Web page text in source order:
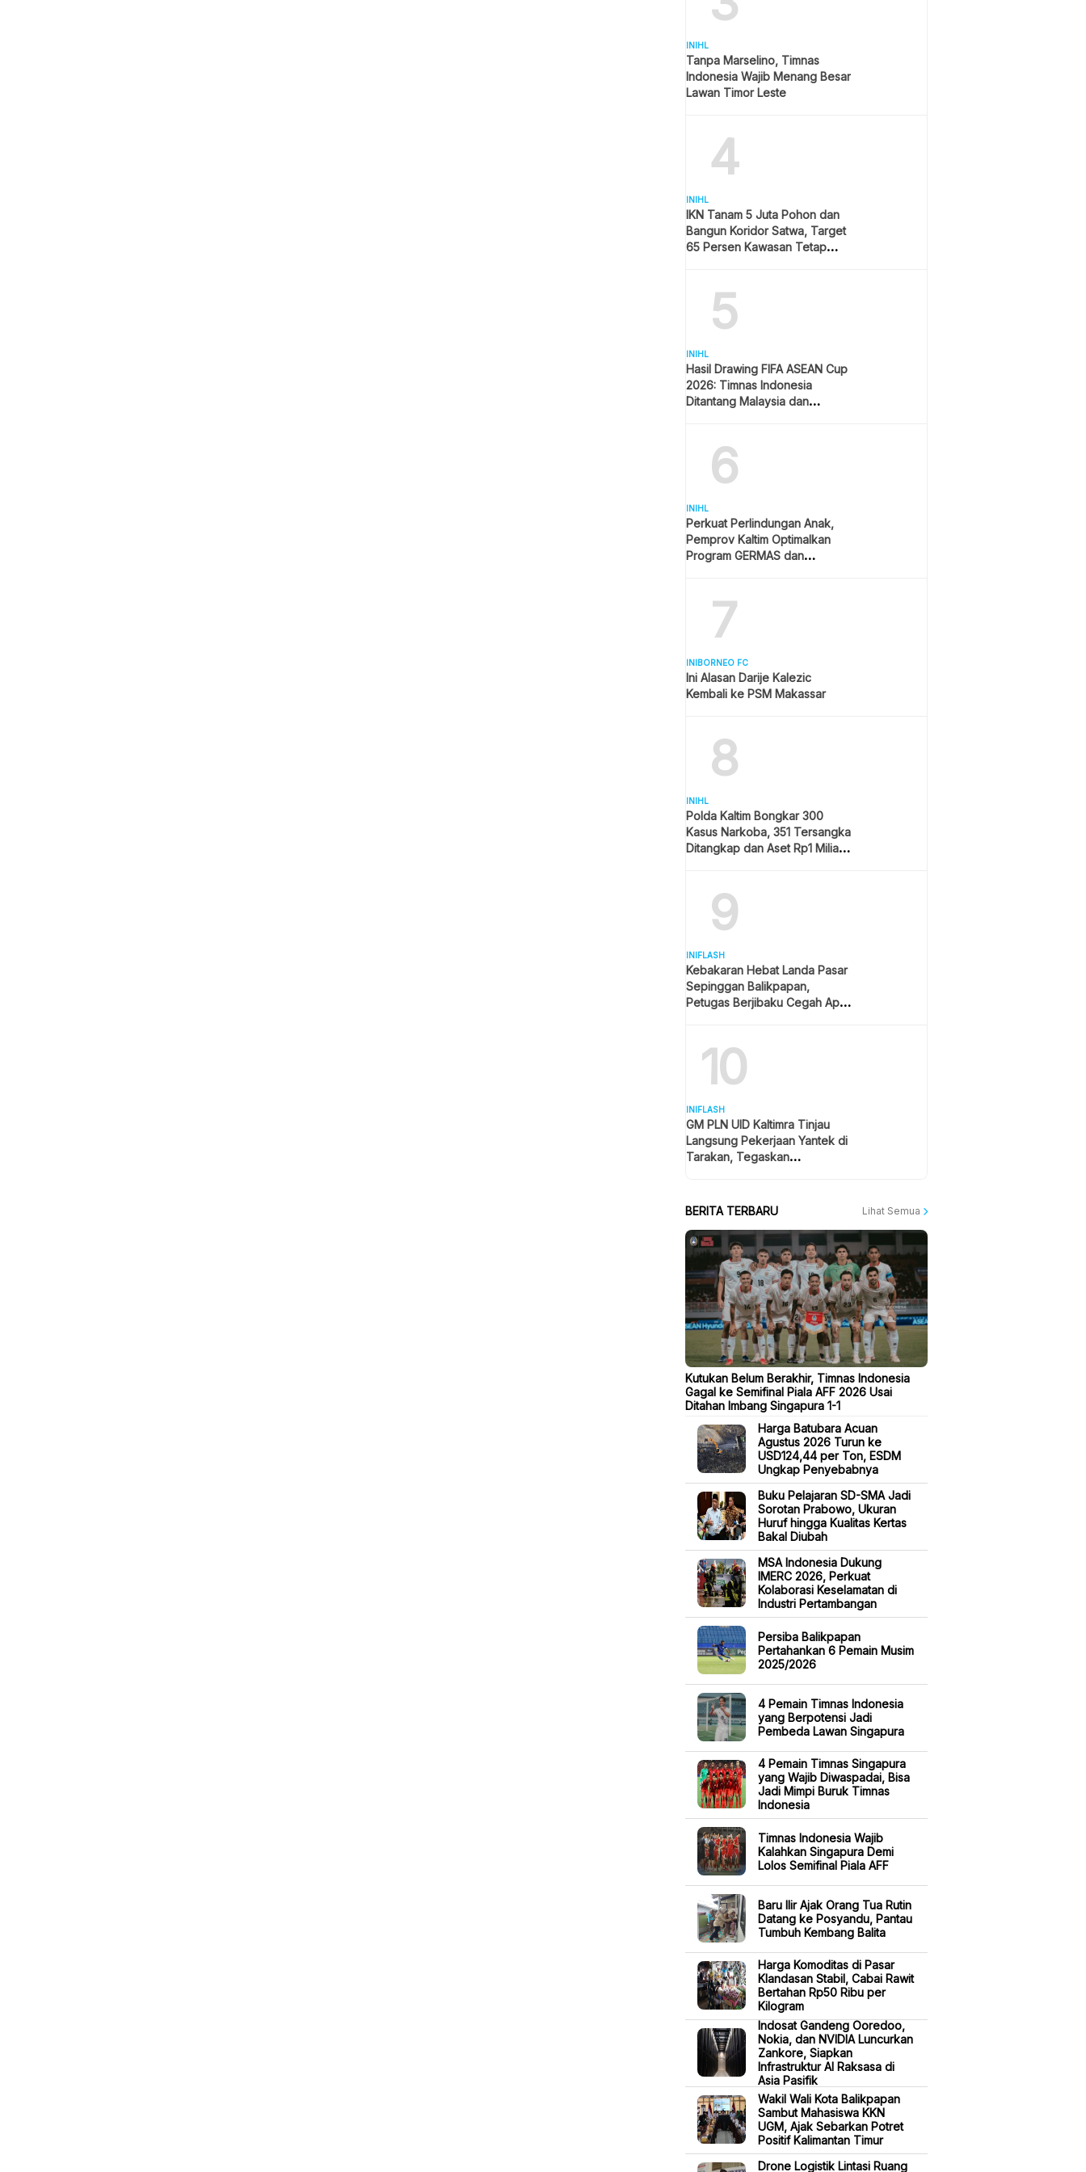
INIHL
Tanpa Marselino, Timnas
Indonesia Wajib Menang Besar
Lawan Timor Leste
4
INIHL
IKN Tanam 5 Juta Pohon dan
Bangun Koridor Satwa, Target
65 Persen Kawasan Tetap
5
INIHL
Hasil Drawing FIFA ASEAN Cup
2026: Timnas Indonesia
Ditantang Malaysia dan
6
INIHL
Perkuat Perlindungan Anak,
Pemprov Kaltim Optimalkan
Program GERMAS dan
7
INIBORNEO FC
Ini Alasan Darije Kalezic
Kembali ke PSM Makassar
8
INIHL
Polda Kaltim Bongkar 300
Kasus Narkoba, 351 Tersangka
Ditangkap dan Aset Rp1 Miliar
9
INIFLASH
Kebakaran Hebat Landa Pasar
Sepinggan Balikpapan,
Petugas Berjibaku Cegah Api
10
INIFLASH
GM PLN UID Kaltimra Tinjau
Langsung Pekerjaan Yantek di
Tarakan, Tegaskan
BERITA TERBARU Lihat Semua
Kutukan Belum Berakhir, Timnas Indonesia
Gagal ke Semifinal Piala AFF 2026 Usai
Ditahan Imbang Singapura 1-1
Harga Batubara Acuan
Agustus 2026 Turun ke
USD124,44 per Ton, ESDM
Ungkap Penyebabnya
Buku Pelajaran SD-SMA Jadi
Sorotan Prabowo, Ukuran
Huruf hingga Kualitas Kertas
Bakal Diubah
MSA Indonesia Dukung
IMERC 2026, Perkuat
Kolaborasi Keselamatan di
Industri Pertambangan
Persiba Balikpapan
Pertahankan 6 Pemain Musim
2025/2026
4 Pemain Timnas Indonesia
yang Berpotensi Jadi
Pembeda Lawan Singapura
4 Pemain Timnas Singapura
yang Wajib Diwaspadai, Bisa
Jadi Mimpi Buruk Timnas
Indonesia
Timnas Indonesia Wajib
Kalahkan Singapura Demi
Lolos Semifinal Piala AFF
Baru Ilir Ajak Orang Tua Rutin
Datang ke Posyandu, Pantau
Tumbuh Kembang Balita
Harga Komoditas di Pasar
Klandasan Stabil, Cabai Rawit
Bertahan Rp50 Ribu per
Kilogram
Indosat Gandeng Ooredoo,
Nokia, dan NVIDIA Luncurkan
Zankore, Siapkan
Infrastruktur AI Raksasa di
Asia Pasifik
Wakil Wali Kota Balikpapan
Sambut Mahasiswa KKN
UGM, Ajak Sebarkan Potret
Positif Kalimantan Timur
Drone Logistik Lintasi Ruang